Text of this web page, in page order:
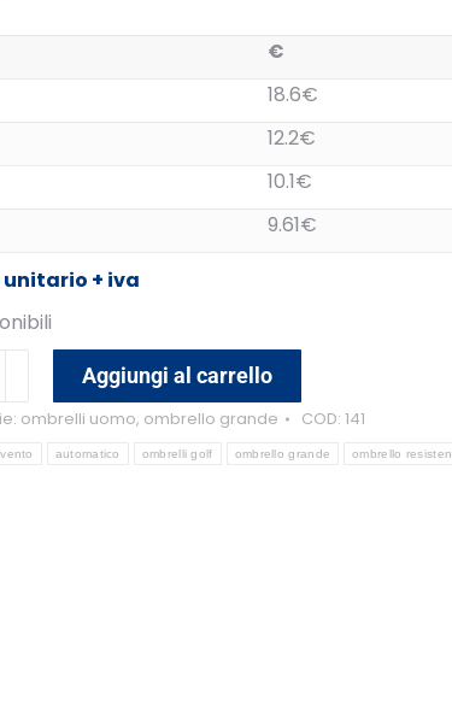
€
18.6€
12.2€
10.1€
9.61€
unitario + iva
Aggiungi al carrello
ombrelli uomo, ombrello grande COD: 141
automatico ombrelli golf ombrello grande ombrello